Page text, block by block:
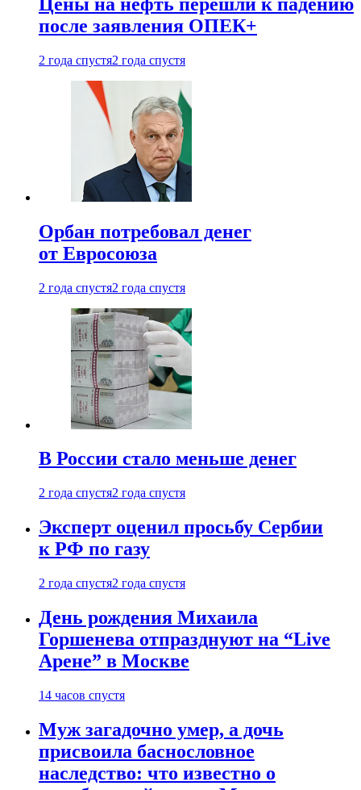
после заявления ОПЕК+
2 года спустя2 года спустя
Орбан потребовал денег
от Евросоюза
2 года спустя2 года спустя
В России стало меньше денег
2 года спустя2 года спустя
Эксперт оценил просьбу Сербии
к РФ по газу
2 года спустя2 года спустя
День рождения Михаила
Горшенева отпразднуют на “Live
Арене” в Москве
14 часов спустя
Муж загадочно умер, а дочь
присвоила баснословное
наследство: что известно о